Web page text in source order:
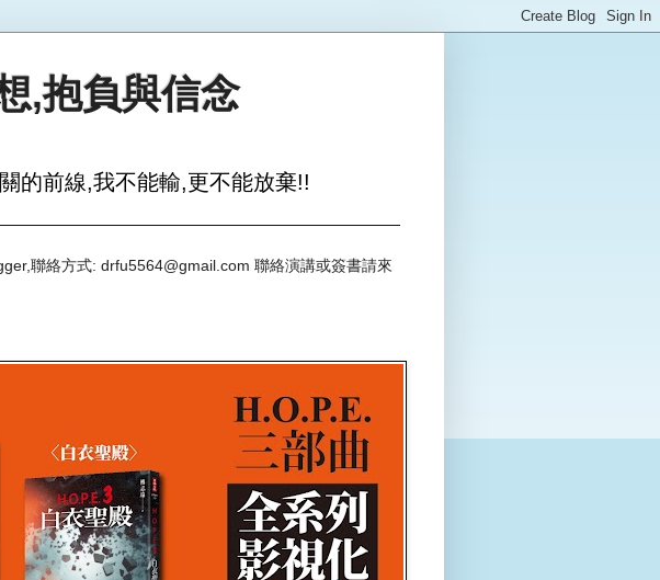
,抱負與信念
的前線,我不能輸,更不能放棄!!
聯絡方式: drfu5564@gmail.com 聯絡演講或簽書請來